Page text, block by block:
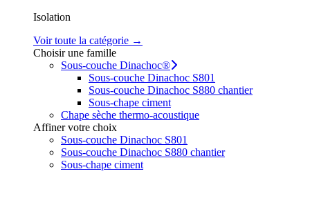
Isolation
Voir toute la catégorie →
Choisir une famille
Sous-couche Dinachoc®
Sous-couche Dinachoc S801
Sous-couche Dinachoc S880 chantier
Sous-chape ciment
Chape sèche thermo-acoustique
Affiner votre choix
Sous-couche Dinachoc S801
Sous-couche Dinachoc S880 chantier
Sous-chape ciment